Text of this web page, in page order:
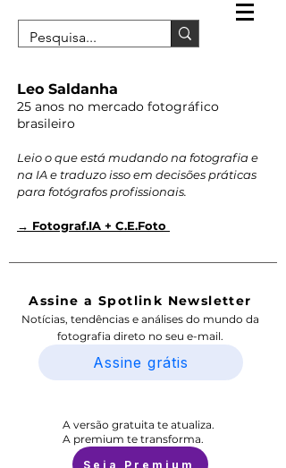
Leo Saldanha
25 anos no mercado fotográfico
brasileiro
Leio o que está mudando na fotografia e
na IA e traduzo isso em decisões práticas
para fotógrafos profissionais.
→ Fotograf.IA + C.E.Foto
Assine a Spotlink Newsletter
Notícias, tendências e análises do mundo da
fotografia direto no seu e-mail.
Assine grátis
A versão gratuita te atualiza.
A premium te transforma.
Seja Premium